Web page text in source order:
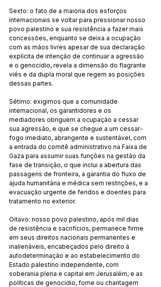
Sexto: o fato de a maioria dos esforços
internacionais se voltar para pressionar nosso
povo palestino e sua resistência a fazer mais
concessões, enquanto se deixa a ocupação
com as mãos livres apesar de sua declaração
explícita de intenção de continuar a agressão
e o genocídio, revela a dimensão do flagrante
viés e da dupla moral que regem as posições
dessas partes.
Sétimo: exigimos que a comunidade
internacional, os garantidores e os
mediadores obriguem a ocupação a cessar
sua agressão, e que se chegue a um cessar-
fogo imediato, abrangente e sustentável, com
a entrada do comitê administrativo na Faixa de
Gaza para assumir suas funções na gestão da
fase de transição, o que inclui a abertura das
passagens de fronteira, a garantia do fluxo de
ajuda humanitária e médica sem restrições, e a
evacuação urgente de feridos e doentes para
tratamento no exterior.
Oitavo: nosso povo palestino, após mil dias
de resistência e sacrifícios, permanece firme
em seus direitos nacionais permanentes e
inalienáveis, encabeçados pelo direito à
autodeterminação e ao estabelecimento do
Estado palestino independente, com
soberania plena e capital em Jerusalém, e as
políticas de genocídio, fome ou chantagem